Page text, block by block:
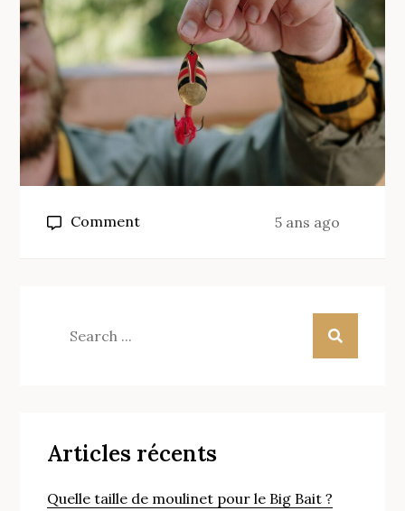
Commenton
5 ans ago
Articles récents
Quelle taille de moulinet pour le Big Bait ?